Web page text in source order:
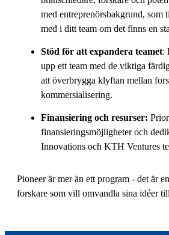
med entreprenörsbakgrund, som
med i ditt team om det finns en
Stöd för att expandera teamet:
upp ett team med de viktiga
att överbrygga klyftan mellan
kommersialisering.
Finansiering och resurser:
finansieringsmöjligheter och
Innovations och KTH Ventures
Pioneer är mer än ett program - det är
forskare som vill omvandla sina idéer